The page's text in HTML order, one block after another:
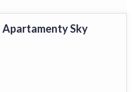
Apartamenty Sky